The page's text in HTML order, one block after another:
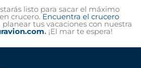
listo para sacar el máximo
crucero.Encuentra el crucero
tus vacaciones con nuestra
. ¡El mar te espera!